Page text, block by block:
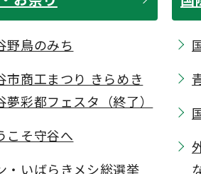
野鳥のみち
市商工まつり きらめき
夢彩都フェスタ（終了）
こそ守谷へ
・いばらきメシ総選挙